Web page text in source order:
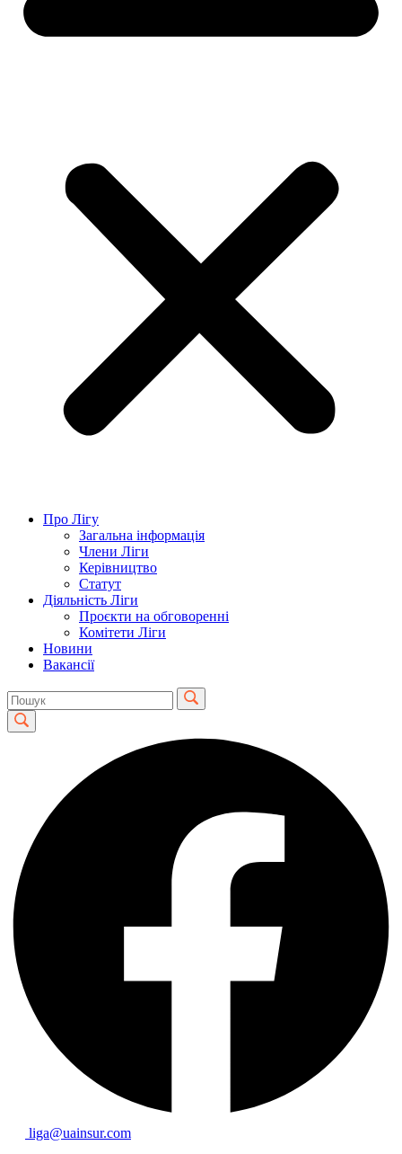
Про Лігу
Загальна інформація
Члени Ліги
Керівництво
Статут
Діяльність Ліги
Проєкти на обговоренні
Комітети Ліги
Новини
Вакансії
liga@uainsur.com